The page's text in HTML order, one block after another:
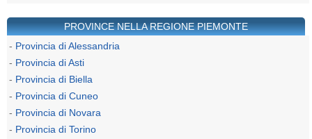
PROVINCE NELLA REGIONE PIEMONTE
- Provincia di Alessandria
- Provincia di Asti
- Provincia di Biella
- Provincia di Cuneo
- Provincia di Novara
- Provincia di Torino